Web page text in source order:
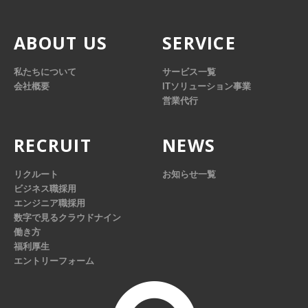
ABOUT US
私たちについて
会社概要
SERVICE
サービス一覧
ITソリューション事業
営業代行
RECRUIT
リクルート
ビジネス職採用
エンジニア職採用
数字で見るクラウドナイン
働き方
福利厚生
エントリーフォーム
NEWS
お知らせ一覧